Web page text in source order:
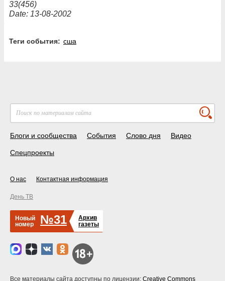
33(456)
Date: 13-08-2002
Теги события: сша
Блоги и сообщества События Слово дня Видео
Спецпроекты
О нас Контактная информация
День ТВ
Новый
номер
№31
Архив
газеты
Все материалы сайта доступны по лицензии: Creative Commons